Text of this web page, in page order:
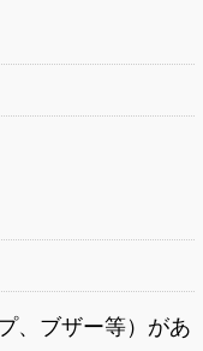
、ブザー等）があ